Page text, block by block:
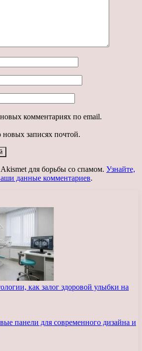
комментариях по email.
новых записях почтой.
для борьбы со спамом. Узнайте,
данные комментариев.
как залог здоровой улыбки на
панели для современного дизайна и